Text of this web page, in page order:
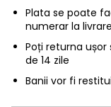
Plata se poate
numerar la
Poți returna
de 14 zile
Banii vor fi